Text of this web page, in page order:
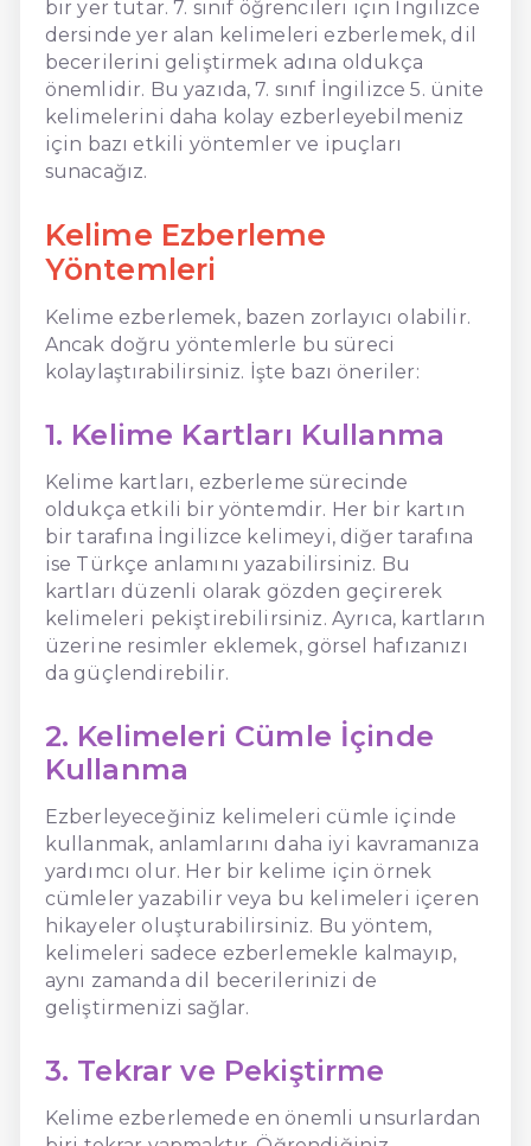
bir yer tutar. 7. sınıf öğrencileri için İngilizce
dersinde yer alan kelimeleri ezberlemek, dil
becerilerini geliştirmek adına oldukça
önemlidir. Bu yazıda, 7. sınıf İngilizce 5. ünite
kelimelerini daha kolay ezberleyebilmeniz
için bazı etkili yöntemler ve ipuçları
sunacağız.
Kelime Ezberleme
Yöntemleri
Kelime ezberlemek, bazen zorlayıcı olabilir.
Ancak doğru yöntemlerle bu süreci
kolaylaştırabilirsiniz. İşte bazı öneriler:
1. Kelime Kartları Kullanma
Kelime kartları, ezberleme sürecinde
oldukça etkili bir yöntemdir. Her bir kartın
bir tarafına İngilizce kelimeyi, diğer tarafına
ise Türkçe anlamını yazabilirsiniz. Bu
kartları düzenli olarak gözden geçirerek
kelimeleri pekiştirebilirsiniz. Ayrıca, kartların
üzerine resimler eklemek, görsel hafızanızı
da güçlendirebilir.
2. Kelimeleri Cümle İçinde
Kullanma
Ezberleyeceğiniz kelimeleri cümle içinde
kullanmak, anlamlarını daha iyi kavramanıza
yardımcı olur. Her bir kelime için örnek
cümleler yazabilir veya bu kelimeleri içeren
hikayeler oluşturabilirsiniz. Bu yöntem,
kelimeleri sadece ezberlemekle kalmayıp,
aynı zamanda dil becerilerinizi de
geliştirmenizi sağlar.
3. Tekrar ve Pekiştirme
Kelime ezberlemede en önemli unsurlardan